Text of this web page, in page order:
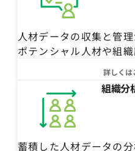
人材データの収集と管
ポテンシャル人材や組
詳しくは
組織分
蓄積した人材データの